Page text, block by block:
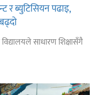
र ब्युटिसियन पढाइ,
विद्यालयले साधारण शिक्षासँगै